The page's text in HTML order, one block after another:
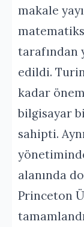
makale
tarafından
edildi.
kadar
bilgisayar
sahipti.
alanında
Princeton